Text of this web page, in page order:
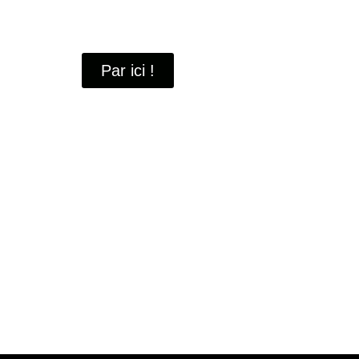
Par ici !